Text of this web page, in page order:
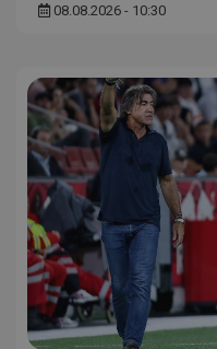
08.08.2026 - 10:30